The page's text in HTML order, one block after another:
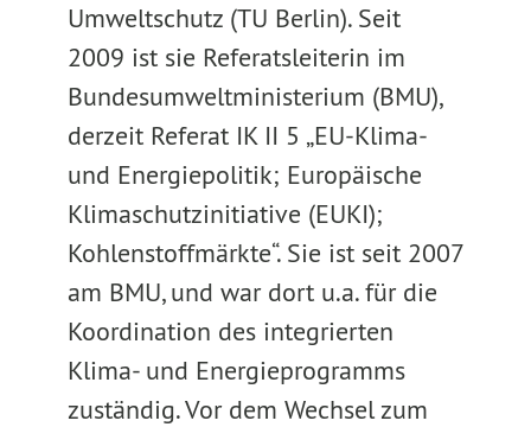
Umweltschutz (TU Berlin). Seit
2009 ist sie Referatsleiterin im
Bundesumweltministerium (BMU),
derzeit Referat IK II 5 „EU-Klima-
und Energiepolitik; Europäische
Klimaschutzinitiative (EUKI);
Kohlenstoffmärkte“. Sie ist seit 2007
am BMU, und war dort u.a. für die
Koordination des integrierten
Klima- und Energieprogramms
zuständig. Vor dem Wechsel zum